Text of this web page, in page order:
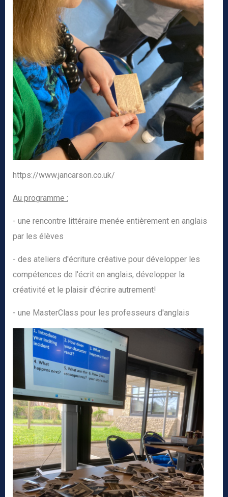
https://www.jancarson.co.uk/
Au programme :
- une rencontre littéraire menée entièrement en anglais
par les élèves
- des ateliers d'écriture créative pour développer les
compétences de l'écrit en anglais, développer la
créativité et le plaisir d'écrire autrement!
- une MasterClass pour les professeurs d'anglais